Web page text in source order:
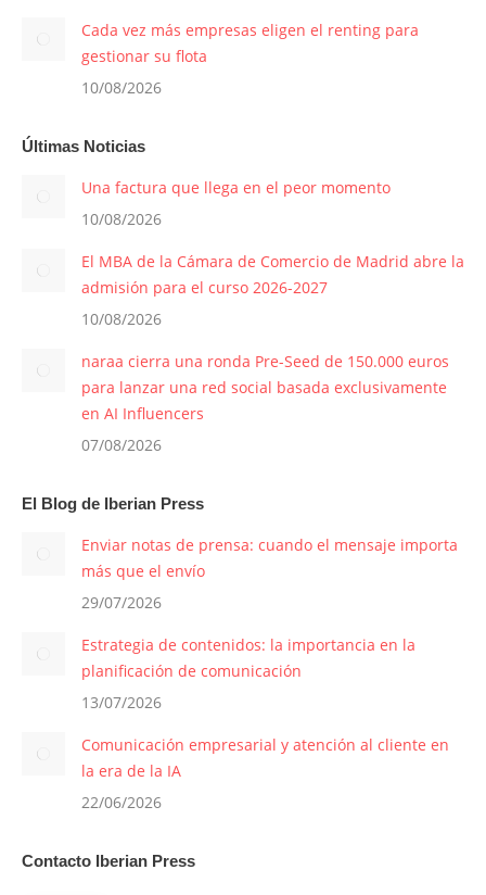
Cada vez más empresas eligen el renting para
gestionar su flota
10/08/2026
Últimas Noticias
Una factura que llega en el peor momento
10/08/2026
El MBA de la Cámara de Comercio de Madrid abre la
admisión para el curso 2026-2027
10/08/2026
naraa cierra una ronda Pre-Seed de 150.000 euros
para lanzar una red social basada exclusivamente
en AI Influencers
07/08/2026
El Blog de Iberian Press
Enviar notas de prensa: cuando el mensaje importa
más que el envío
29/07/2026
Estrategia de contenidos: la importancia en la
planificación de comunicación
13/07/2026
Comunicación empresarial y atención al cliente en
la era de la IA
22/06/2026
Contacto Iberian Press